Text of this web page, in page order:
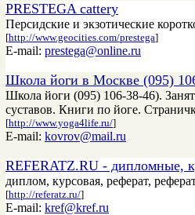
PRESTEGA cattery
Персидские и экзотические
[http://www.geocities.com/prestega]
E-mail: prestega@online.ru
Школа йоги в Москве (095)
Школа йоги (095) 106-38-46).
суставов. Книги по йоге.
[http://www.yoga4life.ru/]
E-mail: kovrov@mail.ru
REFERATZ.RU - дипломные,
диплом, курсовая, реферат,
[http://referatz.ru/]
E-mail: kref@kref.ru